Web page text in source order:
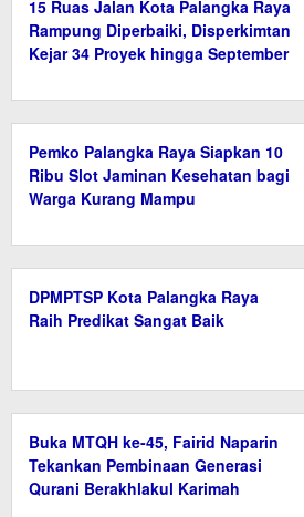
15 Ruas Jalan Kota Palangka Raya
Rampung Diperbaiki, Disperkimtan
Kejar 34 Proyek hingga September
Pemko Palangka Raya Siapkan 10
Ribu Slot Jaminan Kesehatan bagi
Warga Kurang Mampu
DPMPTSP Kota Palangka Raya
Raih Predikat Sangat Baik
Buka MTQH ke-45, Fairid Naparin
Tekankan Pembinaan Generasi
Qurani Berakhlakul Karimah